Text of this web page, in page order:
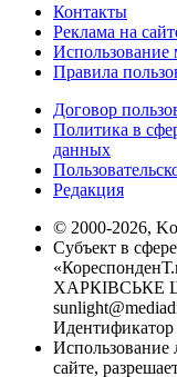
Контакты
Реклама на
Использование
Правила
Договор
Политика в
данных
Редакция
© 2000-2026,
Субъект в
ХАРКІВСЬКЕ
сайте,